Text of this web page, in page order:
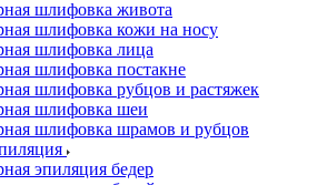
шлифовка живота
шлифовка кожи на носу
шлифовка лица
шлифовка постакне
шлифовка рубцов и растяжек
шлифовка шеи
шлифовка шрамов и рубцов
эпиляция бедер